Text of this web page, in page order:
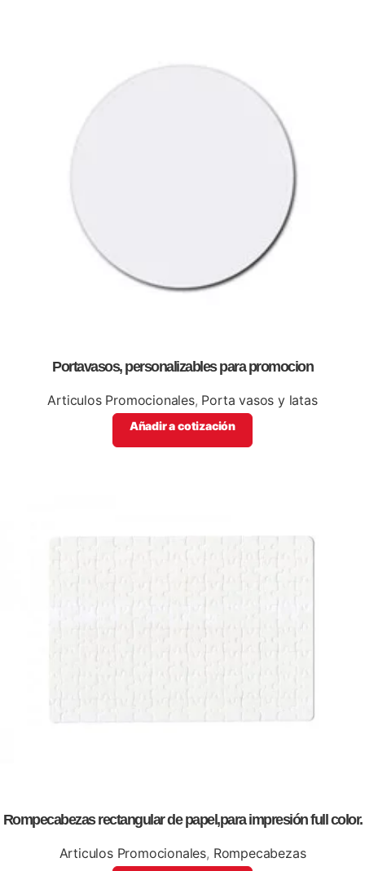
Portavasos, personalizables para promocion
Articulos Promocionales, Porta vasos y latas
Añadir a cotización
Rompecabezas rectangular de papel,para impresión full color.
Articulos Promocionales, Rompecabezas